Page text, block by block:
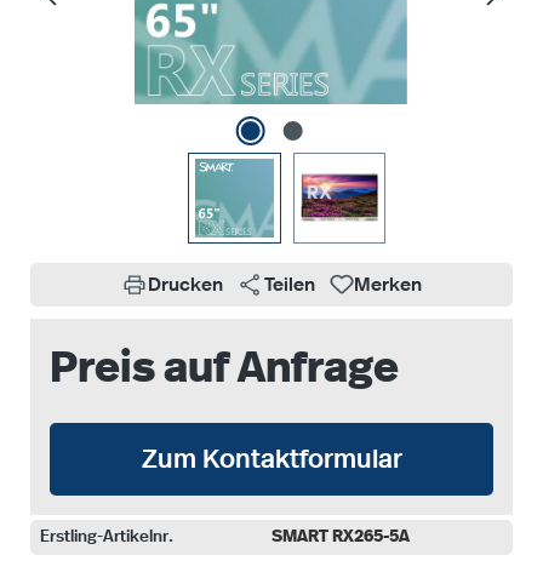
Drucken Teilen Merken
Preis auf Anfrage
Zum Kontaktformular
Erstling-Artikelnr. SMART RX265-5A